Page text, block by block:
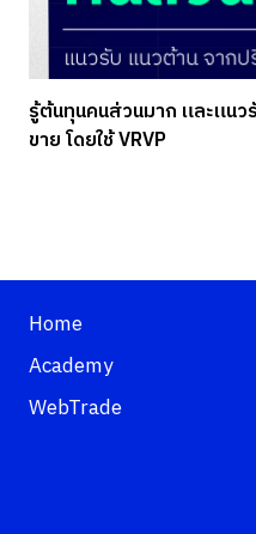
รู้ต้นทุนคนส่วนมาก และแน
ขาย โดยใช้ VRVP
Home
Academy
WebTrade